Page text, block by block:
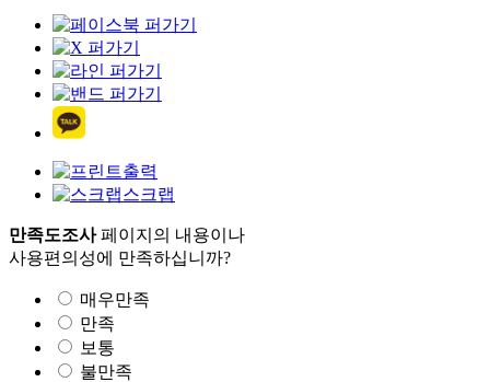
출력
스크랩
만족도조사페이지의 내용이나
사용편의성에 만족하십니까?
매우만족
만족
보통
불만족